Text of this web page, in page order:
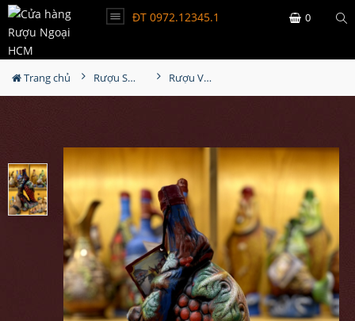
ĐT 0972.12345.1 0
Trang chủ Rượu Sưu Tầm - Nga Rượu Vang Gốm Georgia MS18